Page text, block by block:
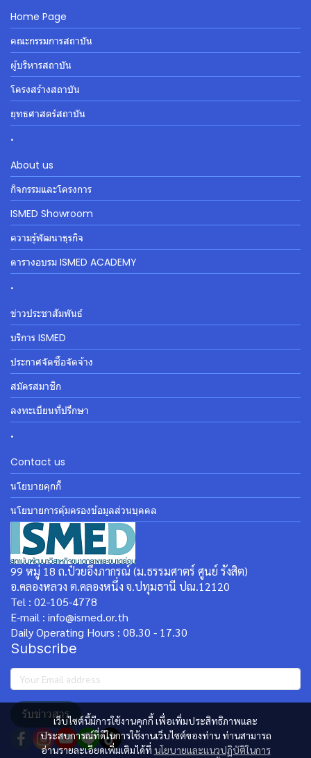
เว็บไซต์นี้มีการใช้งานคุกกี้ เพื่อเพิ่มประสิทธิภาพและ
ประสบการณ์ที่ดีในการใช้งานเว็บไซต์ของท่าน ท่านสามารถ
อ่านรายละเอียดเพิ่มเติมได้ที่ นโยบายและแนวปฏิบัติในการ
Home Page
คณะกรรมการสถาบัน
ผู้บริหารสถาบัน
โครงสร้างสถาบัน
ยุทธศาสตร์สถาบัน
.
About us
กิจกรรมและโครงการ
ISMED Showroom
ความรู้พัฒนาธุรกิจ
ตารางอบรม ISMED ACADEMY
.
ข่าวประชาสัมพันธ์
บริการ ISMED
ประกาศจัดซื้อจัดจ้าง
สมัครสมาชิก
ลงทะเบียนที่ปรึกษา
.
Contact us
นโยบายคุกกี้
นโยบายการคุ้มครองข้อมูลส่วนบุคคล
99 หมู่ 18 ถ.ป๋วยอึ๊งภากรณ์ (ม.ธรรมศาตร์ ศูนย์ รังสิต)
อ.คลองหลวง ต.คลองหนึ่ง จ.ปทุมธานี ปณ.12120
Tel : 02-105-4778
E-mail : info@ismed.or.th
Daily Operating Hours : 08.30 - 17.30
Subscribe
รับข่าวสาร